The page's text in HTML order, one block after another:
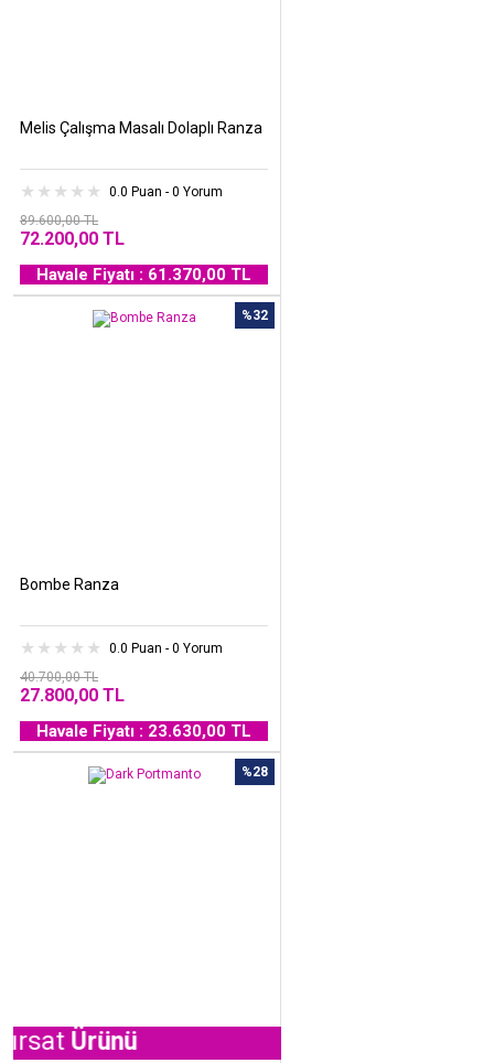
Melis Çalışma Masalı Dolaplı Ranza
0.0 Puan - 0 Yorum
89.600,00 TL
72.200,00 TL
Havale Fiyatı : 61.370,00 TL
%32
Bombe Ranza
0.0 Puan - 0 Yorum
40.700,00 TL
27.800,00 TL
Havale Fiyatı : 23.630,00 TL
%28